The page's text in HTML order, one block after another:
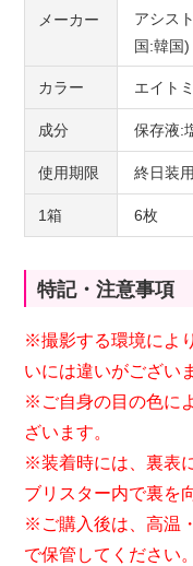
メーカー
アシス
国:韓国)
カラー エイト
成分 保存液:
使用期限 終日装
1箱 6枚
特記・注意事項
※撮影する環境によ
いには違いがござい
※ご自身の目の色に
ざいます。
※装着時には、裏表
ブリスター内で裏を
※ご購入後は、高温
で保管してください